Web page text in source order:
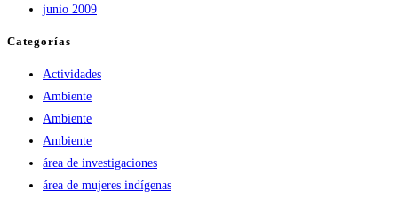
junio 2009
Categorías
Actividades
Ambiente
Ambiente
Ambiente
área de investigaciones
área de mujeres indígenas